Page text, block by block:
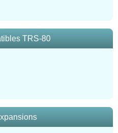
TRS-80